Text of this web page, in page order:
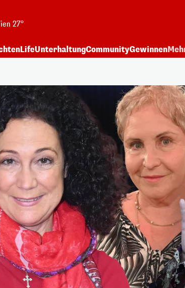
27°
LifeUnterhaltungCommunityGewinnen